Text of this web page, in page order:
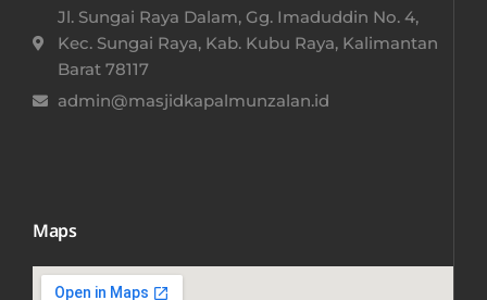
Jl. Sungai Raya Dalam, Gg. Imaduddin No. 4,
Kec. Sungai Raya, Kab. Kubu Raya, Kalimantan
Barat 78117​
admin@masjidkapalmunzalan.id
Maps